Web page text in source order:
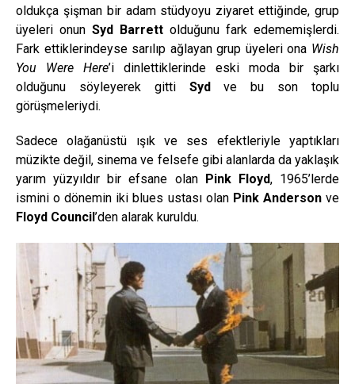
oldukça şişman bir adam stüdyoyu ziyaret ettiğinde, grup
üyeleri onun Syd Barrett olduğunu fark edememişlerdi.
Fark ettiklerindeyse sarılıp ağlayan grup üyeleri ona Wish
You Were Here’i dinlettiklerinde eski moda bir şarkı
olduğunu söyleyerek gitti Sydve bu son toplu
görüşmeleriydi.
Sadece olağanüstü ışık ve ses efektleriyle yaptıkları
müzikte değil, sinema ve felsefe gibi alanlarda da yaklaşık
yarım yüzyıldır bir efsane olan Pink Floyd, 1965’lerde
ismini o dönemin iki blues ustası olan Pink Andersonve
Floyd Council’den alarak kuruldu.